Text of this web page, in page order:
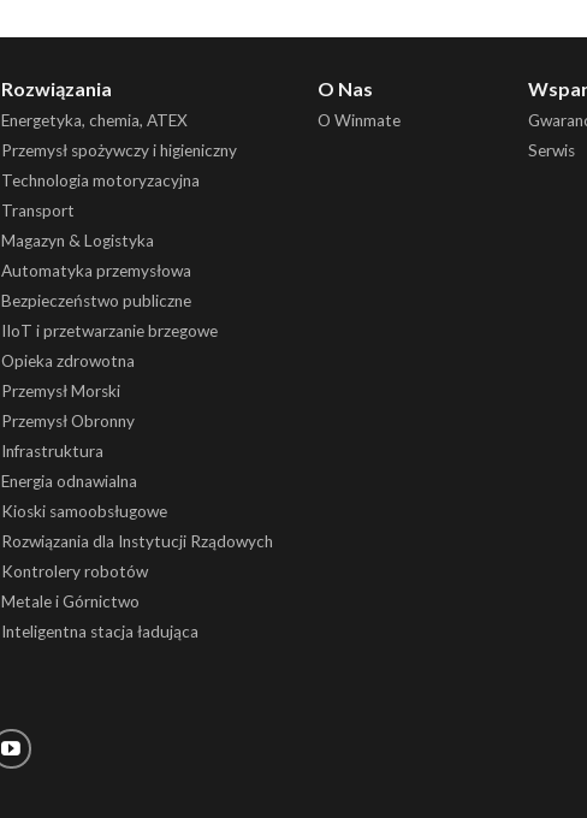
Rozwiązania
Energetyka, chemia, ATEX
Przemysł spożywczy i higieniczny
Technologia motoryzacyjna
Transport
Magazyn & Logistyka
Automatyka przemysłowa
Bezpieczeństwo publiczne
IIoT i przetwarzanie brzegowe
Opieka zdrowotna
Przemysł Morski
Przemysł Obronny
Infrastruktura
Energia odnawialna
Kioski samoobsługowe
Rozwiązania dla Instytucji Rządowych
Kontrolery robotów
Metale i Górnictwo
Inteligentna stacja ładująca
O Nas
O Winmate
Serwis